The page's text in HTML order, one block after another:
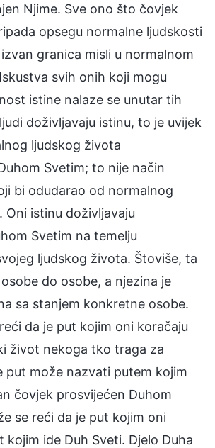
Njime. Sve ono što čovjek
opsegu normalne ljudskosti
granica misli u normalnom
svih onih koji mogu
istine nalaze se unutar tih
doživljavaju istinu, to je uvijek
ljudskog života
Svetim; to nije način
bi odudarao od normalnog
Oni istinu doživljavaju
Svetim na temelju
ljudskog života. Štoviše, ta
do osobe, a njezina je
sa stanjem konkretne osobe.
da je put kojim oni koračaju
život nekoga tko traga za
put može nazvati putem kojim
čovjek prosvijećen Duhom
se reći da je put kojim oni
kojim ide Duh Sveti. Djelo Duha